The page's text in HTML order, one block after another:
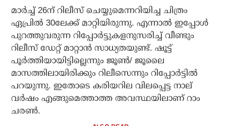
മാര്‍ച്ച് 26ന് റിലീസ് ചെയ്യുമെന്നറിയിച്ച ചിത്രം
ഏപ്രില്‍ 30ലേക്ക് മാറ്റിയിരുന്നു. എന്നാല്‍ ഇപ്പോള്‍
പുറത്തുവരുന്ന റിപ്പോര്‍ട്ടുകളനുസരിച്ച് വീണ്ടും
റിലീസ് ഡേറ്റ് മാറ്റാന്‍ സാധ്യതയുണ്ട്. ഷൂട്ട്
പൂര്‍ത്തിയായിട്ടില്ലെന്നും ജൂണ്‍/ ജൂലൈ
മാസത്തിലായിരിക്കും റിലീസെന്നും റിപ്പോര്‍ട്ടില്‍
പറയുന്നു. ഇതോടെ കരിയറില വിലപ്പെട്ട നാല്
വര്‍ഷം എങ്ങുമെത്താത്ത അവസ്ഥയിലാണ് റാം
ചരണ്‍.